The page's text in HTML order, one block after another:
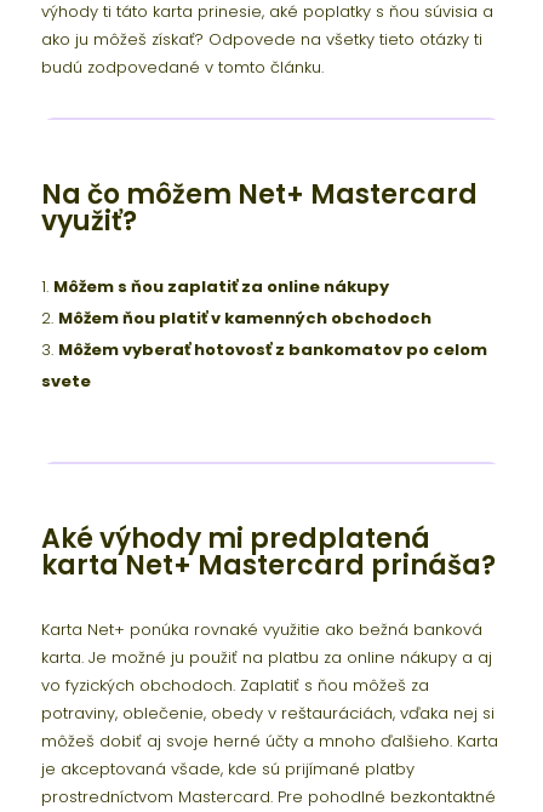
výhody ti táto karta prinesie, aké poplatky s ňou súvisia a
ako ju môžeš získať? Odpovede na všetky tieto otázky ti
budú zodpovedané v tomto článku.
Na čo môžem Net+ Mastercard
využiť?
Môžem s ňou zaplatiť za online nákupy
Môžem ňou platiť v kamenných obchodoch
Môžem vyberať hotovosť z bankomatov po celom
svete
Aké výhody mi predplatená
karta Net+ Mastercard prináša?
Karta Net+ ponúka rovnaké využitie ako bežná banková
karta. Je možné ju použiť na platbu za online nákupy a aj
vo fyzických obchodoch. Zaplatiť s ňou môžeš za
potraviny, oblečenie, obedy v reštauráciách, vďaka nej si
môžeš dobiť aj svoje herné účty a mnoho ďalšieho. Karta
je akceptovaná všade, kde sú prijímané platby
prostredníctvom Mastercard. Pre pohodlné bezkontaktné